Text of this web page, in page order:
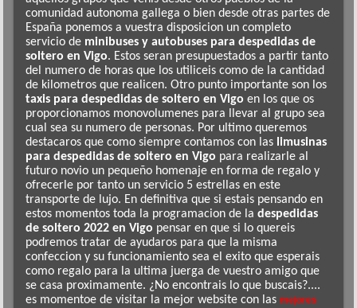
comunidad autonoma gallega o bien desde otras partes de
España ponemos a vuestra disposicion un completo
servicio de minibuses y autobuses para despedidas de
soltero en Vigo. Estos seran presupuestados a partir tanto
del numero de horas que los utiliceis como de la cantidad
de kilometros que realicen. Otro punto importante son los
taxis para despedidas de soltero en Vigo en los que os
proporcionamos monovolumenes para llevar al grupo sea
cual sea su numero de personas. Por ultimo queremos
destacaros que como siempre contamos con las limusinas
para despedidas de soltero en Vigo para realizarle al
futuro novio un pequeño homenaje en forma de regalo y
ofrecerle por tanto un servicio 5 estrellas en este
transporte de lujo. En definitiva que si estais pensando en
estos momentos toda la programacion de ladespedidas
de soltero 2022 en Vigo pensar en que si lo quereis
podremos tratar de ayudaros para que la misma
confeccion y su funcionamiento sea el exito que esperais
como regalo para la ultima juerga de vuestro amigo que
se casa proximamente. ¿No encontrais lo que buscais?....
es momentoe de visitar la mejor website con lasmejores